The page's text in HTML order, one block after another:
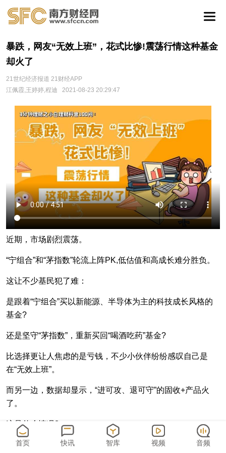
暴跌，网友“无效上班”，花式比惨!震荡行情这种基金
却火了
21世纪经济报道 21财经APP
江佩霞,王婷婷,程迪
2021-08-23 20:29:47
近期，市场剧烈震荡。
“宁组合”和“茅指数”轮流上阵PK,低估值和高成长难分胜负。
这让不少基民犯了难：
是跟着“宁组合”买以新能源、半导体为主的科技成长风格的
基金?
还是坚守“茅指数”，重新买回“喝酒吃药”基金?
比选择更让人焦虑的是亏钱，不少小伙伴纷纷感叹自己是
在“无效上班”。
而另一边，数据却显示，“进可攻、退可守”的固收+产品火
了。
这是什么情况?
对于小白来说，眼下还能不能买基金了?
首页 快讯 智库 视频 音频